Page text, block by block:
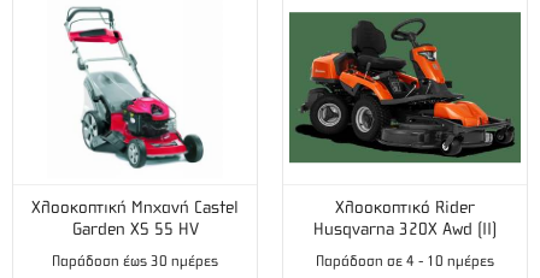
Χλοοκοπτική Μηχανή Castel
Garden XS 55 HV
Παράδοση έως 30 ημέρες
Χλοοκοπτικό Rider
Husqvarna 320X Awd (II)
Παράδοση σε 4 - 10 ημέρες